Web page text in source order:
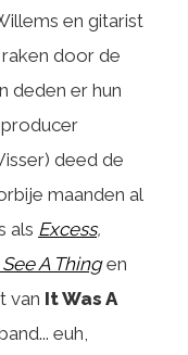
en gitarist
door de
deden er hun
deed de
maanden al
als Excess,
See A Thing en
van It Was A
euh,